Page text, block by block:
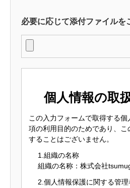
採用応募フォーム
会社概要 サービス概要 ニュース
必要に応じて添付ファイルを
個人情報の取
この入力フォームで取得する
項の利用目的のためであり、
することはございません。
1.組織の名称
組織の名称：株式会社
2.個人情報保護に関する管